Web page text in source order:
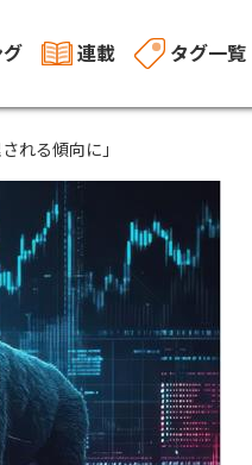
連載 タグ一覧
れる傾向に」